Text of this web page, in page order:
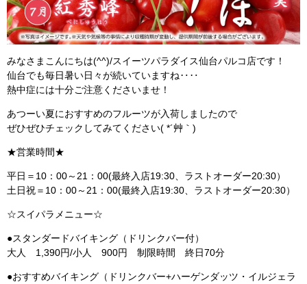
みなさまこんにちは(^^)/スイーツパラダイス仙台パルコ店です！
仙台でも毎日暑い日々が続いていますね‥‥
熱中症には十分ご注意くださいませ！
あつーい夏におすすめのフルーツが入荷しましたので
ぜひぜひチェックしてみてください( *´艸｀)
★営業時間★
平日＝10：00～21：00(最終入店19:30、ラストオーダー20:30）
土日祝＝10：00～21：00(最終入店19:30、ラストオーダー20:30）
☆スイパラメニュー☆
●スタンダードバイキング（ドリンクバー付）
大人 1,390円/小人 900円 制限時間 終日70分
●おすすめバイキング（ドリンクバー+ハーゲンダッツ・イルジェラ